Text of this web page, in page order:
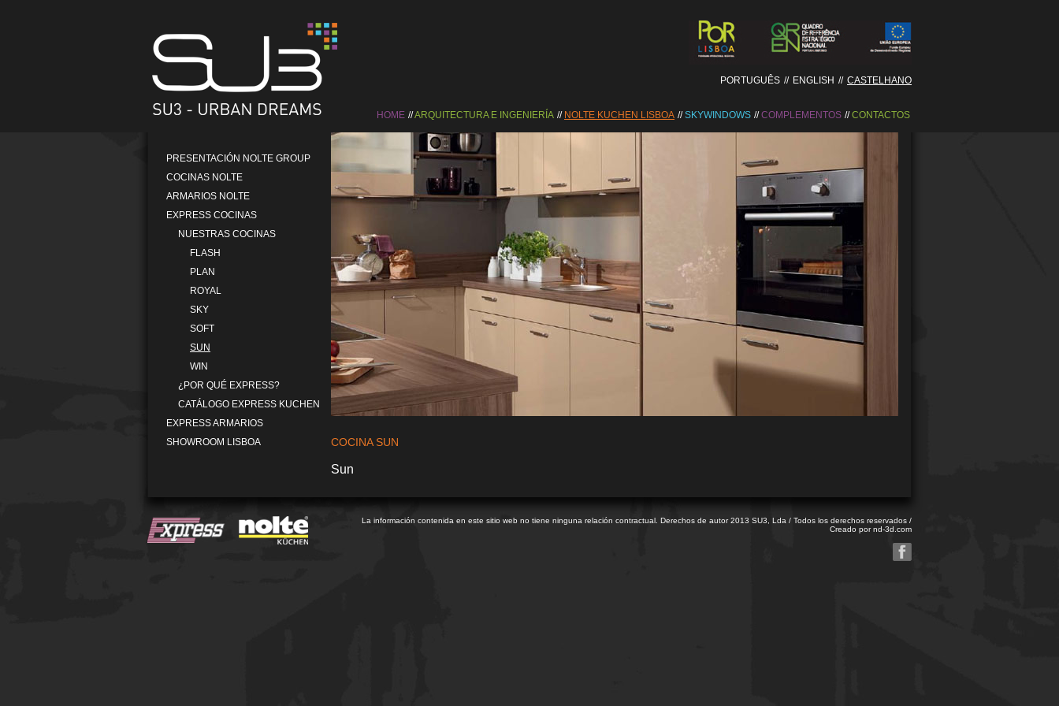
PORTUGUÊS // ENGLISH // CASTELHANO
HOME ARQUITECTURA E INGENIERÍA NOLTE KUCHEN LISBOA SKYWINDOWS COMPLEMENTOS CONTACTOS
PRESENTACIÓN NOLTE GROUP
COCINAS NOLTE
ARMARIOS NOLTE
EXPRESS COCINAS
NUESTRAS COCINAS
FLASH
PLAN
ROYAL
SKY
SOFT
SUN
WIN
¿POR QUÉ EXPRESS?
CATÁLOGO EXPRESS KUCHEN
EXPRESS ARMARIOS
SHOWROOM LISBOA
COCINA SUN
Sun
La información contenida en este sitio web no tiene ninguna relación contractual. Derechos de autor 2013 SU3, Lda / Todos los derechos reservados /
Creado pornd-3d.com